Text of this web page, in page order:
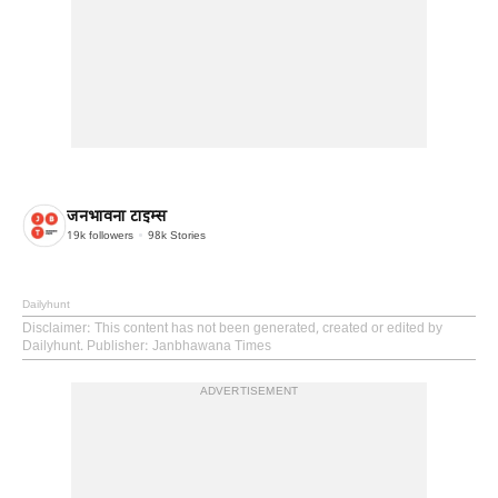
जनभावना टाइम्स
19k followers 98k Stories
Dailyhunt
Disclaimer: This content has not been generated, created or edited by
Dailyhunt. Publisher: Janbhawana Times
ADVERTISEMENT